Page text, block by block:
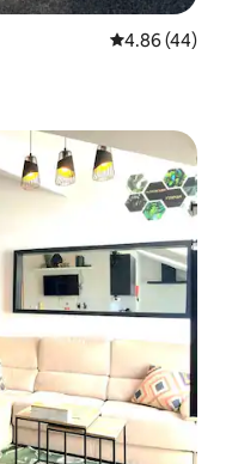
レビュー44
4.86 (44)